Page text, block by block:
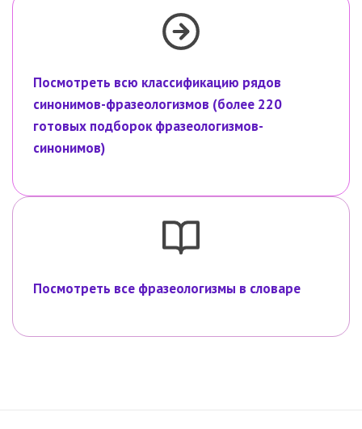
Посмотреть всю классификацию рядов
синонимов-фразеологизмов (более 220
готовых подборок фразеологизмов-
синонимов)
Посмотреть все фразеологизмы в словаре